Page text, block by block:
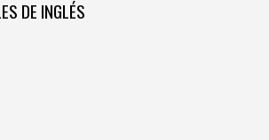
DE INGLÉS